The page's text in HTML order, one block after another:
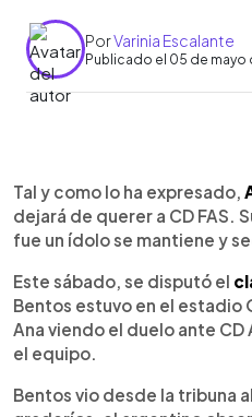
PorVarinia Escalante
Publicado el 05 de mayo
Escuchar artículo
Tal y como lo ha expresado,
dejará de querer a CD FAS.
fue un ídolo se mantiene y
Este sábado, se disputó el
Bentos estuvo en el estadio
Ana viendo el duelo ante CD
el equipo.
Bentos vio desde la tribuna